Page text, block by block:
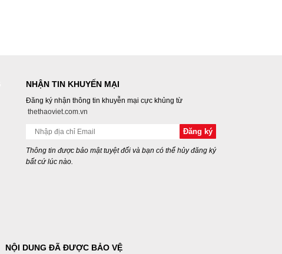
NHẬN TIN KHUYẾN MẠI
Đăng ký nhận thông tin khuyễn mại cực khủng từ
thethaoviet.com.vn
Thông tin được bảo mật tuyệt đối và bạn có thể hủy đăng ký
bất cứ lúc nào.
NỘI DUNG ĐÃ ĐƯỢC BẢO VỆ